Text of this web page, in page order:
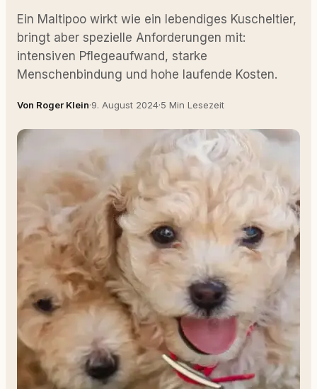
Ein Maltipoo wirkt wie ein lebendiges Kuscheltier,
bringt aber spezielle Anforderungen mit:
intensiven Pflegeaufwand, starke
Menschenbindung und hohe laufende Kosten.
Von Roger Klein·9. August 2024·5 Min Lesezeit